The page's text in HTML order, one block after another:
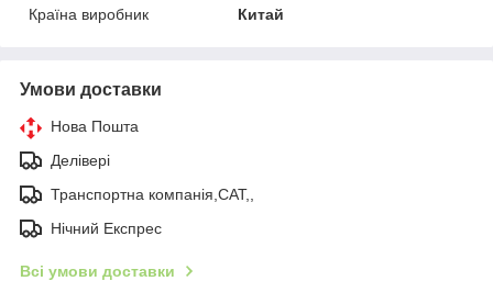
Країна виробник
Китай
Умови доставки
Нова Пошта
Делівері
Транспортна компанія,САТ,,
Нічний Експрес
Всі умови доставки